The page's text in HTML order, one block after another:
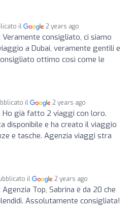
il 2 years ago
Veramente consigliato, ci siamo
a Dubai, veramente gentili e
ottimo così come le
il 2 years ago
Ho già fatto 2 viaggi con loro.
disponibile e ha creato il viaggio
e tasche. Agenzia viaggi stra
il 2 years ago
Agenzia Top, Sabrina è da 20 che
Assolutamente consigliata!